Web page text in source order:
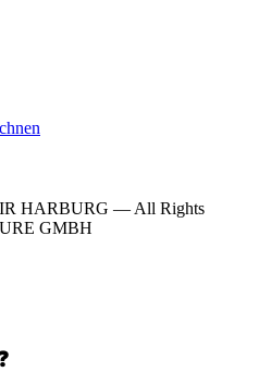
HARBURG — All Rights
GMBH